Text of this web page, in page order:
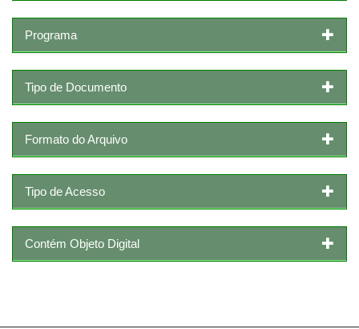
Programa
Tipo de Documento
Formato do Arquivo
Tipo de Acesso
Contém Objeto Digital